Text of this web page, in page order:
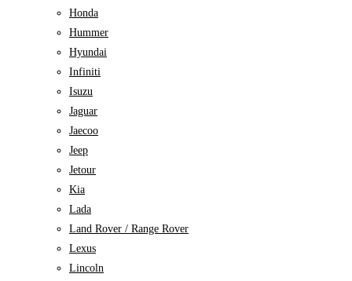
Honda
Hummer
Hyundai
Infiniti
Isuzu
Jaguar
Jaecoo
Jeep
Jetour
Kia
Lada
Land Rover / Range Rover
Lexus
Lincoln